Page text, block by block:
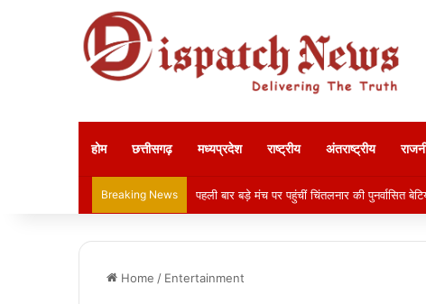
होम छत्तीसगढ़ मध्यप्रदेश राष्ट्रीय अंतराष्ट्रीय
Breaking News पहली बार बड़े मंच पर पहुंचीं चिंतलनार की पुनर्वासित
Home / Entertainment